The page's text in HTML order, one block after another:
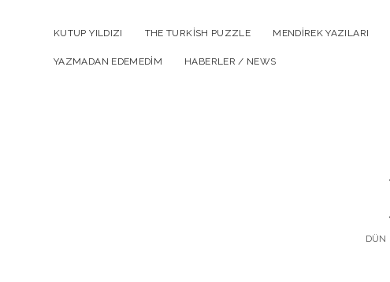
KUTUP YILDIZI THE TURKISH PUZZLE MENDIREK YAZILARI
YAZMADAN EDEMEDIM HABERLER / NEWS
DÜN